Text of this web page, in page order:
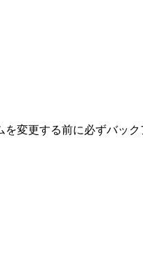
を変更する前に必ずバッ